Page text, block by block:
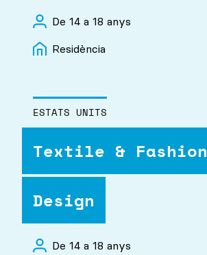
De 14 a 18 anys
Residència
ESTATS UNITS
Textile & Fashion
Design
De 14 a 18 anys